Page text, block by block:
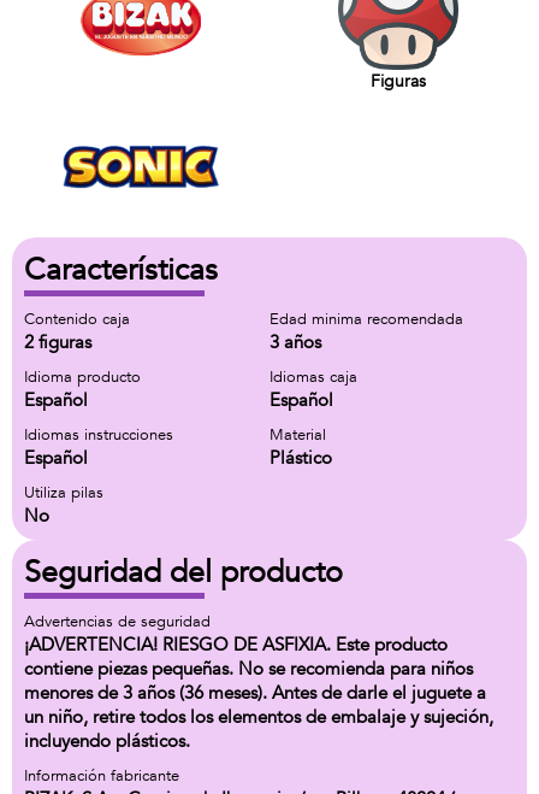
Figuras
Características
Contenido caja
2 figuras
Edad minima recomendada
3 años
Idioma producto
Español
Idiomas caja
Español
Idiomas instrucciones
Español
Material
Plástico
Utiliza pilas
No
Seguridad del producto
Advertencias de seguridad
¡ADVERTENCIA! RIESGO DE ASFIXIA. Este producto
contiene piezas pequeñas. No se recomienda para niños
menores de 3 años (36 meses). Antes de darle el juguete a
un niño, retire todos los elementos de embalaje y sujeción,
incluyendo plásticos.
Información fabricante